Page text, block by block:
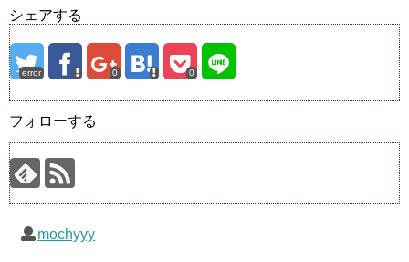
シェアする
error 0 0
フォローする
mochyyy